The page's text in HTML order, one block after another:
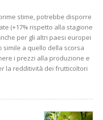
stime, potrebbe disporre
(+17% rispetto alla stagione
per gli altri paesi europei
simile a quello della scorsa
i prezzi alla produzione e
la redditività dei frutticoltori